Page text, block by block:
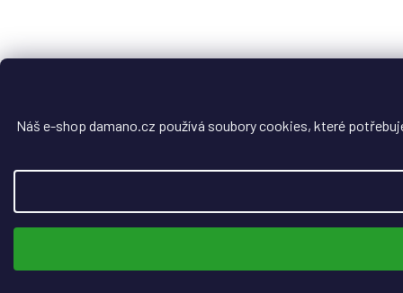
Náš e-shop damano.cz používá soubory cookies, které